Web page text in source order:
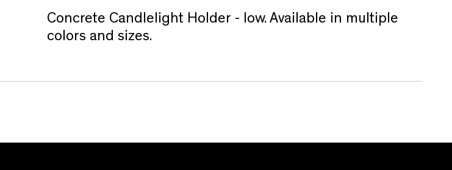
Concrete Candlelight Holder - low. Available in multiple
colors and sizes.